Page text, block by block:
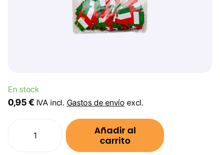
En stock
0,95 € IVA incl. Gastos de envío excl.
Añadir al
carrito